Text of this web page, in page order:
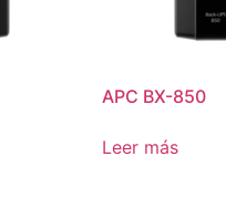
APC BX-850
Leer más